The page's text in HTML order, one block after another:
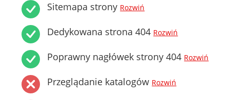
Sitemapa strony Rozwiń
Dedykowana strona 404 Rozwiń
Poprawny nagłówek strony 404 Rozwiń
Przeglądanie katalogów Rozwiń